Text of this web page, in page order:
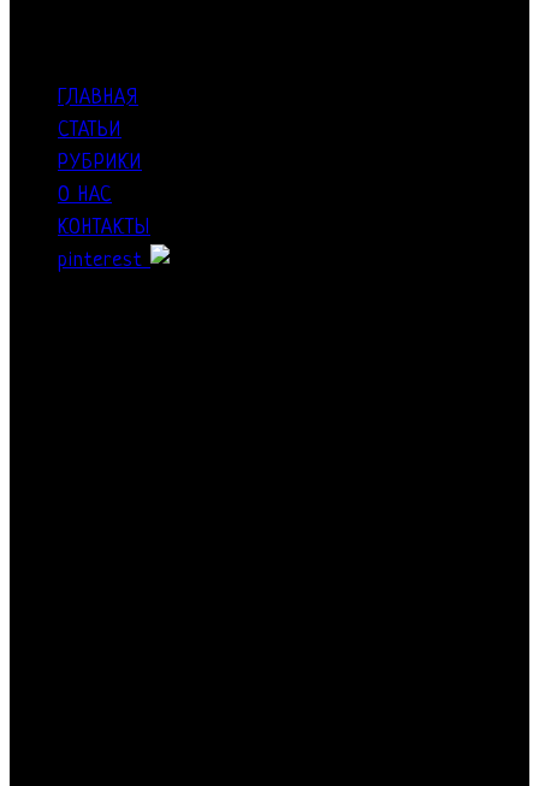
ГЛАВНАЯ
СТАТЬИ
РУБРИКИ
О НАС
КОНТАКТЫ
pinterest